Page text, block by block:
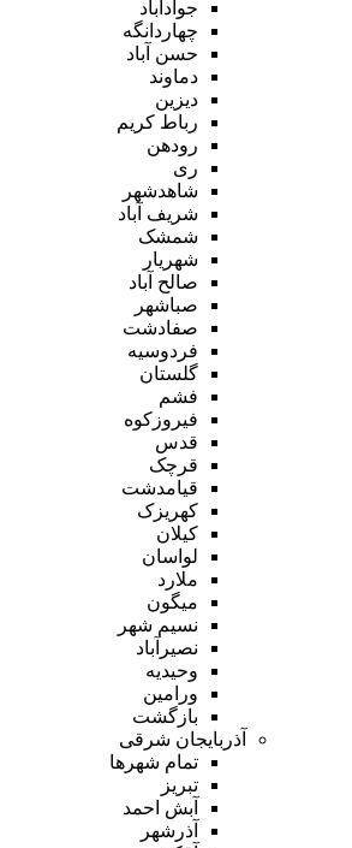
جوادآباد
چهاردانگه
حسن آباد
دماوند
دیزین
رباط کریم
رودهن
ری
شاهدشهر
شریف آباد
شمشک
شهریار
صالح آباد
صباشهر
صفادشت
فردوسیه
گلستان
فشم
فیروزکوه
قدس
قرچک
قیامدشت
کهریزک
کیلان
لواسان
ملارد
میگون
نسیم شهر
نصیرآباد
وحیدیه
ورامین
بازگشت
آذربایجان شرقی
تمام شهر‌ها
تبریز
آبش احمد
آذرشهر